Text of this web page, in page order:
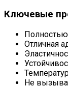
Ключевые
Отличная
Не